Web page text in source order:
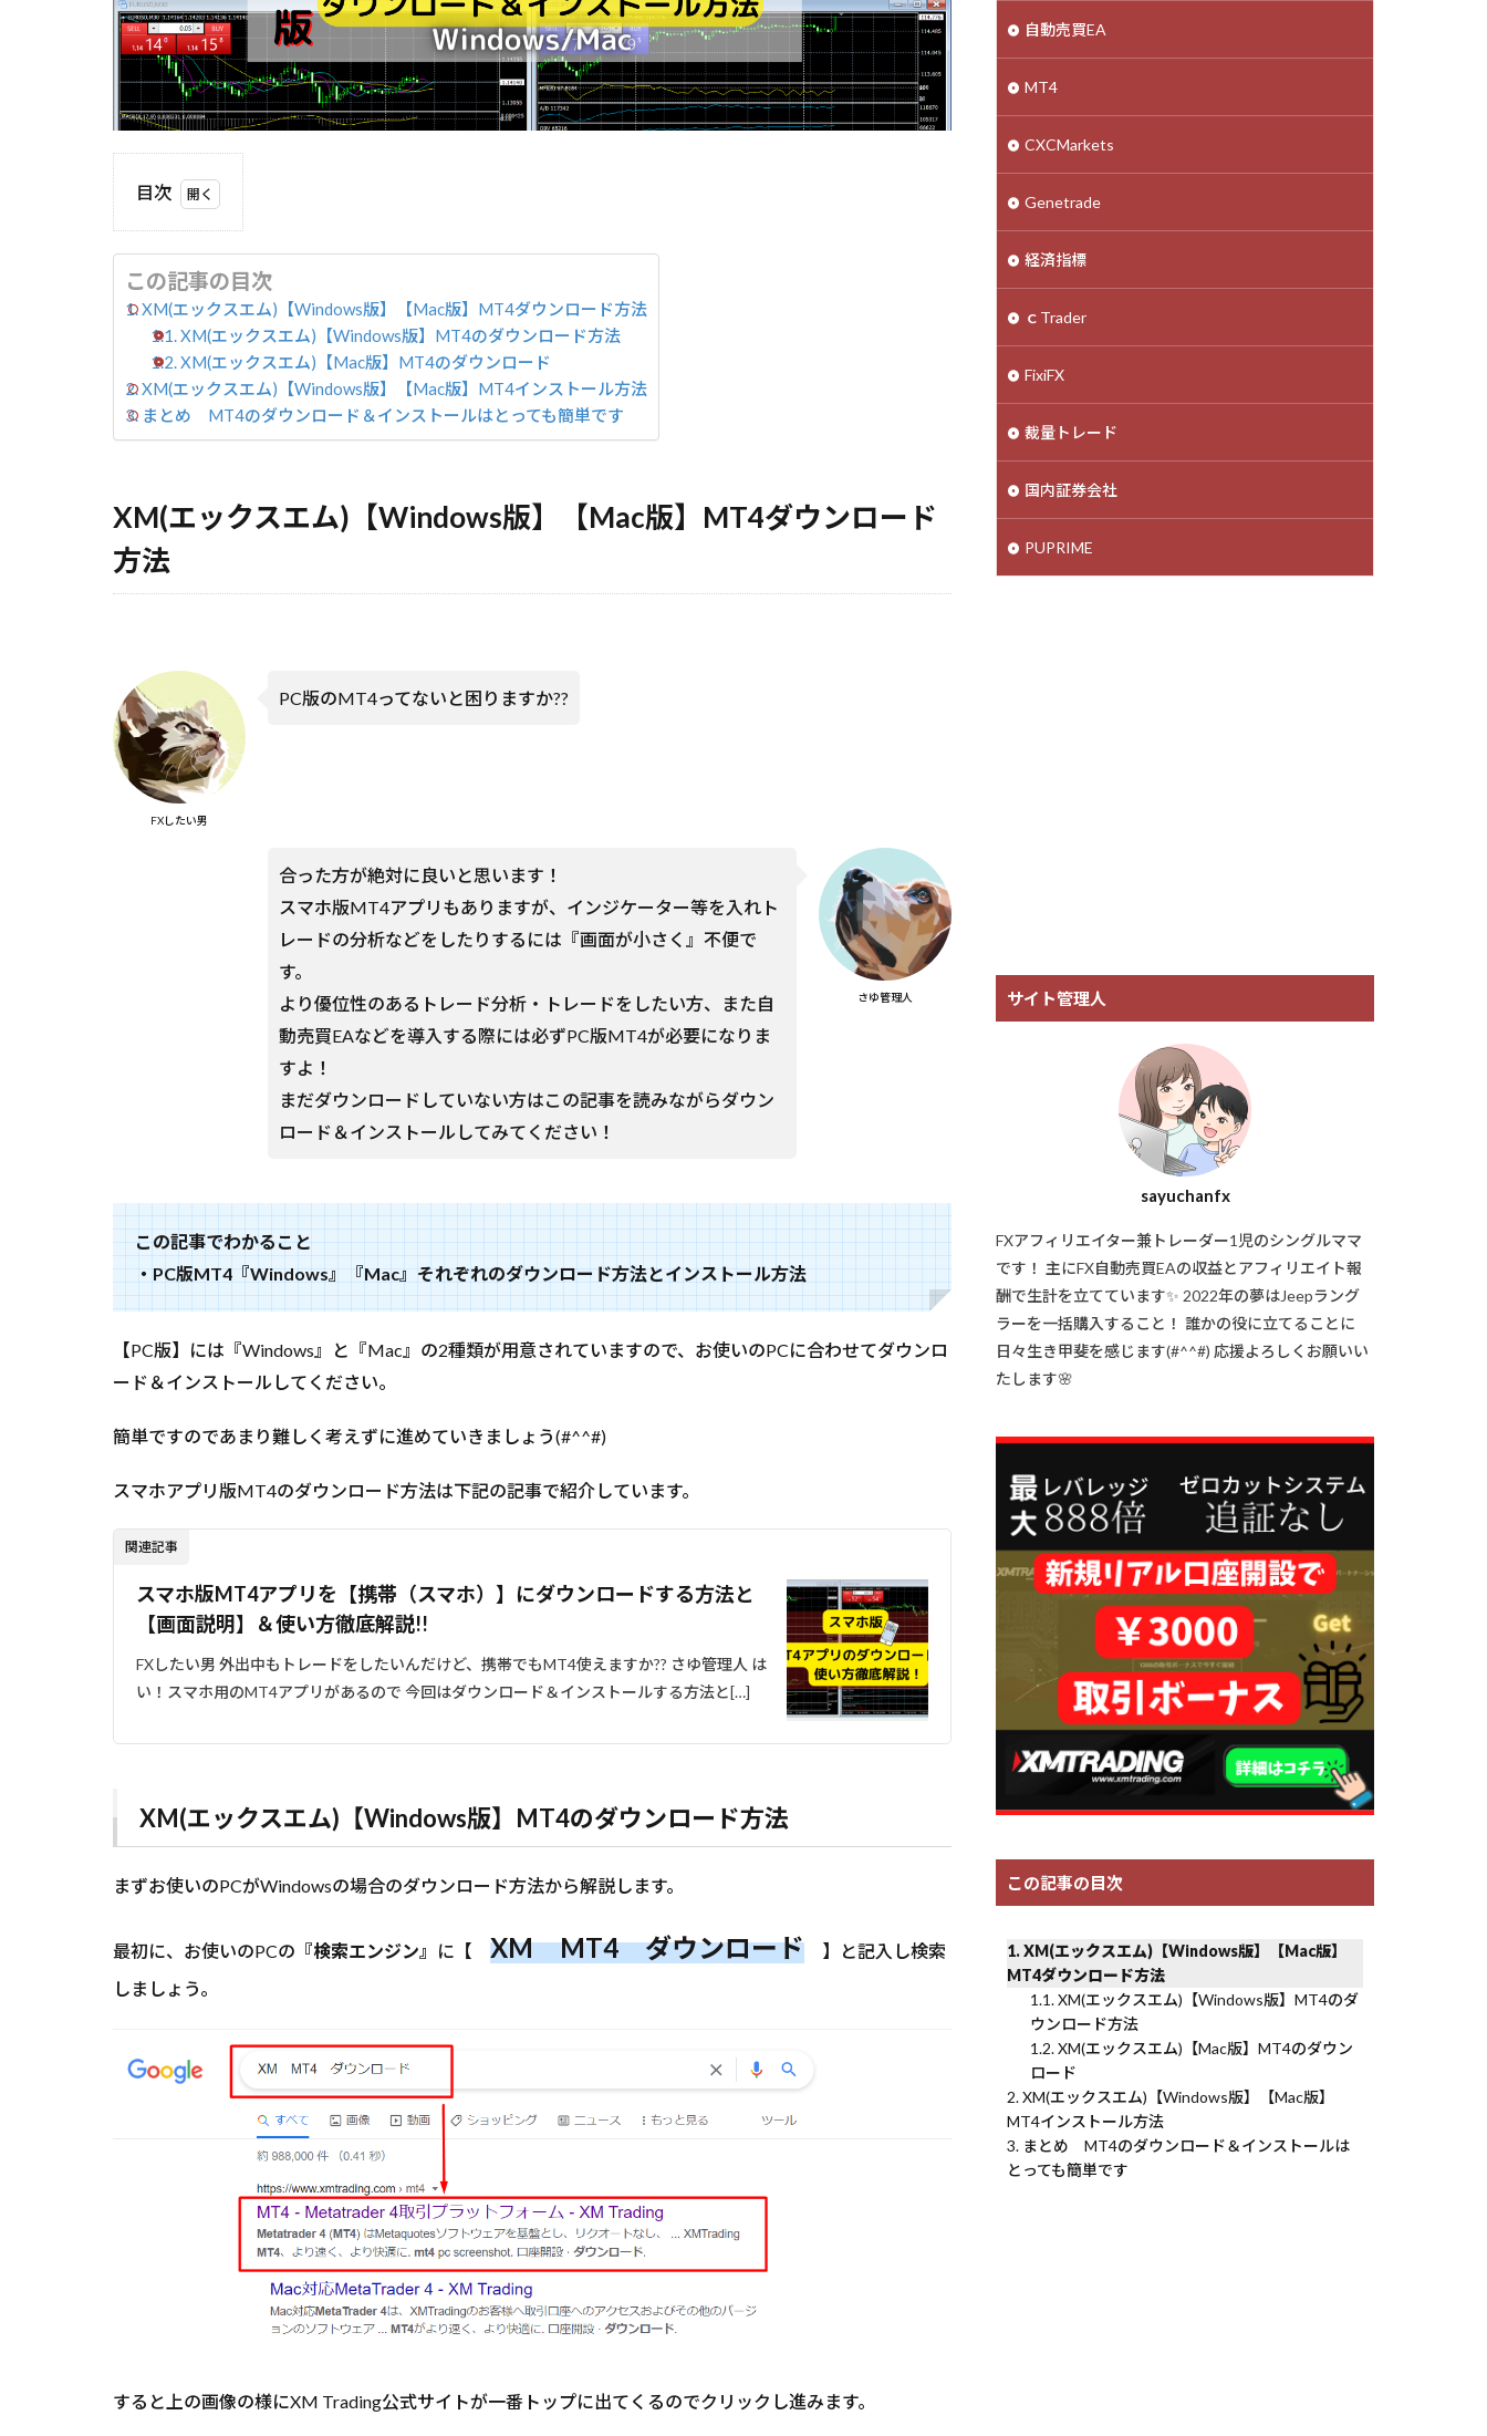
目次
ックスエ
ム)
【Windows
版】【Mac
版】MT4ダ
ウンロード
方法
1.1
版】MT4の
ダウンロー
ド方法
スエ
ム)
【Mac
版】
MT4
のダ
ウン
のダ
ウン
ロー
ド＆
イン
ール
って
単で
4
この記事の目次
XM(エックスエム)【Windows版】【Mac版】MT4ダウンロード方法
XM(エックスエム)【Windows版】MT4のダウンロード方法
XM(エックスエム)【Mac版】MT4のダウンロード
XM(エックスエム)【Windows版】【Mac版】MT4インストール方法
まとめ MT4のダウンロード＆インストールはとっても簡単です
XM(エックスエム)【Windows版】【Mac版】MT4ダウンロード
方法
FXしたい男
PC版のMT4ってないと困りますか??
さゆ管理人
合った方が絶対に良いと思います！
スマホ版MT4アプリもありますが、インジケーター等を入れト
レードの分析などをしたりするには『画面が小さく』不便で
す。
より優位性のあるトレード分析・トレードをしたい方、また自
動売買EAなどを導入する際には必ずPC版MT4が必要になりま
すよ！
まだダウンロードしていない方はこの記事を読みながらダウン
ロード＆インストールしてみてください！
この記事でわかること
・PC版MT4『Windows』『Mac』それぞれのダウンロード方法とインストール方法
【PC版】には『Windows』と『Mac』の2種類が用意されていますので、お使いのPCに合わせてダウンロ
ード＆インストールしてください。
簡単ですのであまり難しく考えずに進めていきましょう(#^^#)
スマホアプリ版MT4のダウンロード方法は下記の記事で紹介しています。
関連記事
スマホ版MT4アプリを【携帯（スマホ）】にダウンロードする方法と
【画面説明】＆使い方徹底解説!!
FXしたい男 外出中もトレードをしたいんだけど、携帯でもMT4使えますか?? さゆ管理人 は
い！スマホ用のMT4アプリがあるので 今回はダウンロード＆インストールする方法と[…]
XM(エックスエム)【Windows版】MT4のダウンロード方法
まずお使いのPCがWindowsの場合のダウンロード方法から解説します。
最初に、お使いのPCの 『検索エンジン』 に【 XM MT4 ダウンロード 】と記入し検索
しましょう。
すると上の画像の様にXM Trading公式サイトが一番トップに出てくるのでクリックし進みます。
自動売買EA
MT4
CXCMarkets
Genetrade
経済指標
ｃTrader
FixiFX
裁量トレード
国内証券会社
PUPRIME
サイト管理人
sayuchanfx
FXアフィリエイター兼トレーダー1児のシングルママ
です！ 主にFX自動売買EAの収益とアフィリエイト報
酬で生計を立てています✨ 2022年の夢はJeepラング
ラーを一括購入すること！ 誰かの役に立てることに
日々生き甲斐を感じます(#^^#) 応援よろしくお願いい
たします🌸
この記事の目次
XM(エックスエム)【Windows版】【Mac版】
MT4ダウンロード方法
XM(エックスエム)【Windows版】MT4のダ
ウンロード方法
XM(エックスエム)【Mac版】MT4のダウン
ロード
XM(エックスエム)【Windows版】【Mac版】
MT4インストール方法
まとめ MT4のダウンロード＆インストールは
とっても簡単です